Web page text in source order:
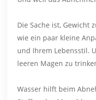
Die Sache ist, Gewicht
wie ein paar kleine
und Ihrem Lebensstil.
leeren Magen zu
Wasser hilft beim